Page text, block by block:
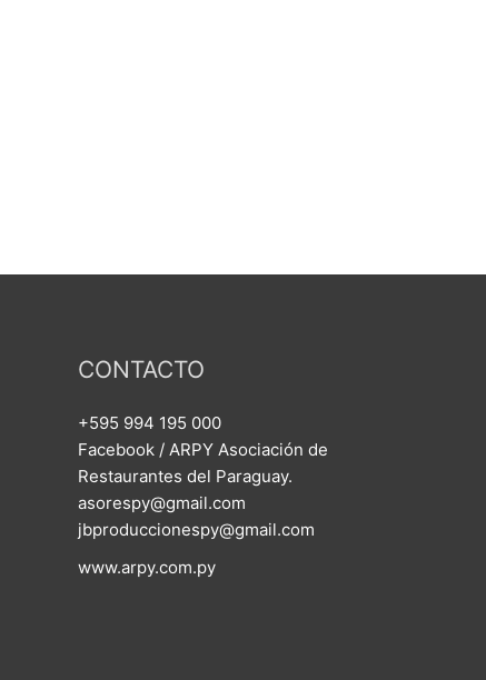
CONTACTO
+595 994 195 000
Facebook / ARPY Asociación de
Restaurantes del Paraguay.
asorespy@gmail.com
jbproduccionespy@gmail.com
www.arpy.com.py